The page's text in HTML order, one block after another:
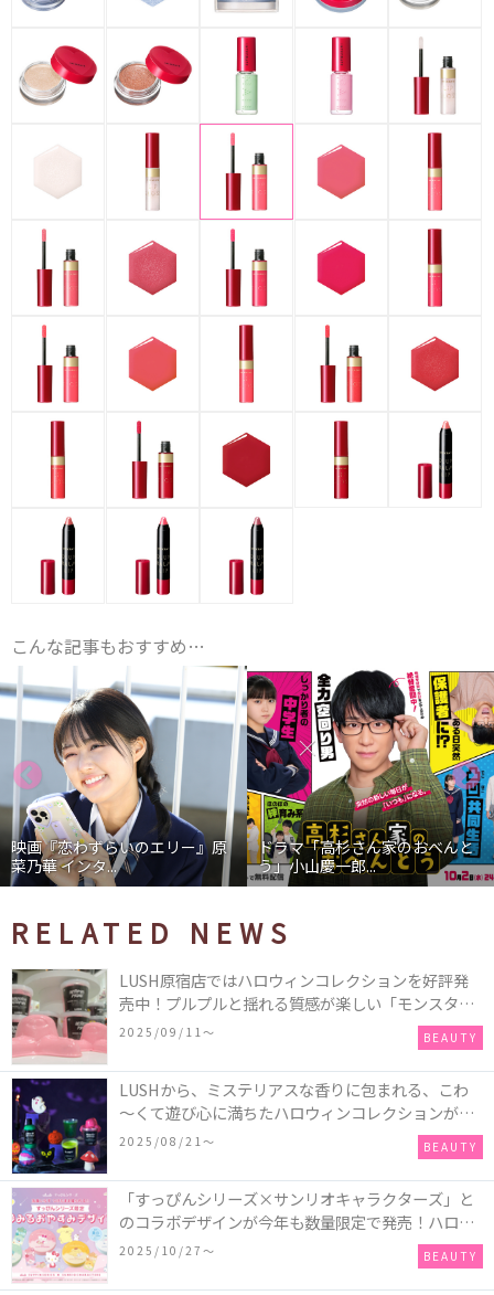
こんな記事もおすすめ…
原
ドラマ「高杉さん家のおべんと
う」小山慶一郎...
映画『わたしの幸せな結婚
石あかり インタ...
RELATED NEWS
LUSH原宿店ではハロウィンコレクションを好評発
売中！プルプルと揺れる質感が楽しい「モンスター
オクトパス」や定番の「ゴースティー」「パンキン
2025/09/11〜 BEAUTY
LUSHから、ミステリアスな香りに包まれる、こわ
～くて遊び心に満ちたハロウィンコレクションが新
発売！頭と胴体に分かれたバスアイテムを組み合わ
せてキャラクターを完成させる新作「モンスター・
マッシュアップ」シリーズなど♪
2025/08/21〜 BEAUTY
「すっぴんシリーズ×サンリオキャラクターズ」と
のコラボデザインが今年も数量限定で発売！ハロー
キティ、ポムポムプリン、ポチャッコ、ハンギョド
2025/10/27〜 BEAUTY